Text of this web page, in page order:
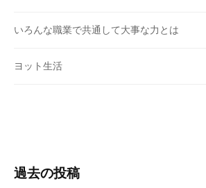
いろんな職業で共通して大事な力とは
ヨット生活
過去の投稿